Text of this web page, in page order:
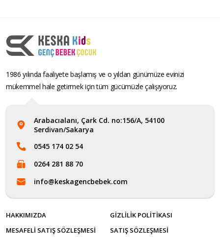
1986 yılında faaliyete başlamış ve o yıldan günümüze evinizi
mükemmel hale getirmek için tüm gücümüzle çalışıyoruz.
Arabacıalanı, Çark Cd. no:156/A, 54100
Serdivan/Sakarya
0545 174 02 54
0264 281 88 70
info@keskagencbebek.com
HAKKIMIZDA
GIZLILIK POLITIKASI
MESAFELI SATIŞ SÖZLEŞMESI
SATIŞ SÖZLEŞMESI